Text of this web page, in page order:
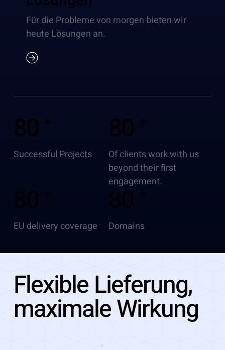
Flexible Lieferung,
maximale Wirkung
Für die Probleme von morgen bieten wir
heute Lösungen an.
80 ⁺
Successful Projects
80 ⁺
Of clients work with us
beyond their first
engagement.
80 ⁺
EU delivery coverage
80 ⁺
Domains